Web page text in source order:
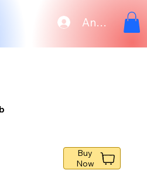
Anmelden
Buy
Now